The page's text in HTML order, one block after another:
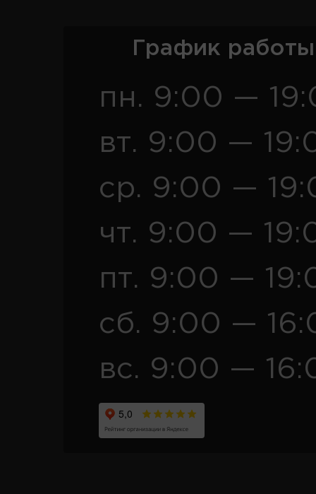
График
пн. 9:00 —
вт. 9:00 —
ср. 9:00 —
чт. 9:00 —
пт. 9:00 —
сб. 9:00 —
вс. 9:00 —